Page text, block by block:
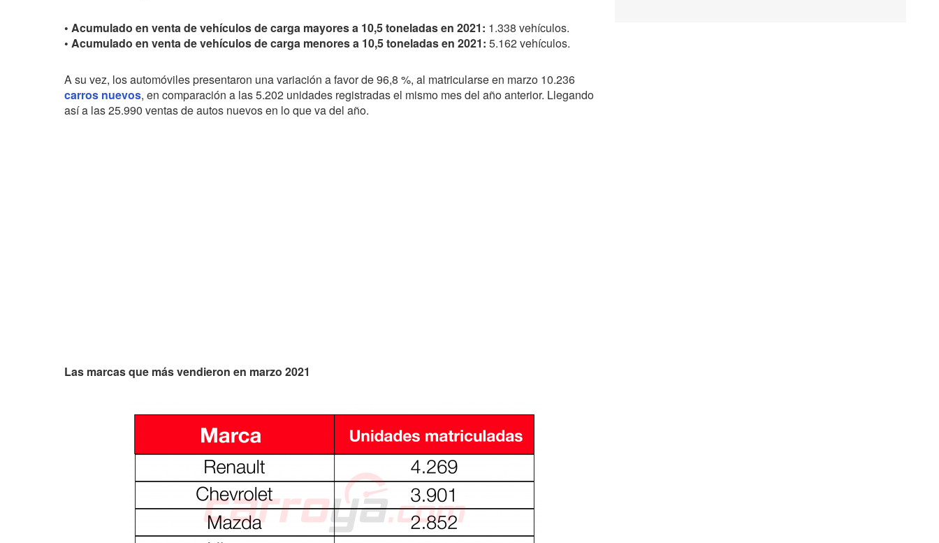
• Acumulado en venta de vehículos de carga mayores a 10,5 toneladas en 2021: 1.338 vehículos.
• Acumulado en venta de vehículos de carga menores a 10,5 toneladas en 2021: 5.162 vehículos.
A su vez, los automóviles presentaron una variación a favor de 96,8 %, al matricularse en marzo 10.236
carros nuevos, en comparación a las 5.202 unidades registradas el mismo mes del año anterior. Llegando
así a las 25.990 ventas de autos nuevos en lo que va del año.
Las marcas que más vendieron en marzo 2021